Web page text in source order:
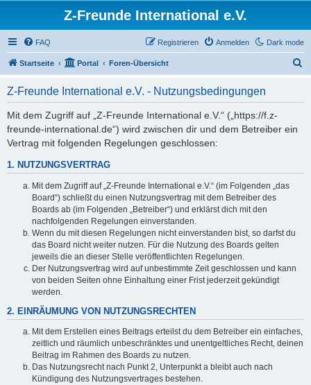
Z-Freunde International e.V.
Dark mode
FAQ Anmelden
Registrieren
Startseite Portal Foren-Übersicht
Z-Freunde International e.V. - Nutzungsbedingungen
Mit dem Zugriff auf „Z-Freunde International e.V.“ („https://f.z-
freunde-international.de“) wird zwischen dir und dem Betreiber ein
Vertrag mit folgenden Regelungen geschlossen:
1. NUTZUNGSVERTRAG
Mit dem Zugriff auf „Z-Freunde International e.V.“ (im Folgenden „das
Board“) schließt du einen Nutzungsvertrag mit dem Betreiber des
Boards ab (im Folgenden „Betreiber“) und erklärst dich mit den
nachfolgenden Regelungen einverstanden.
Wenn du mit diesen Regelungen nicht einverstanden bist, so darfst du
das Board nicht weiter nutzen. Für die Nutzung des Boards gelten
jeweils die an dieser Stelle veröffentlichten Regelungen.
Der Nutzungsvertrag wird auf unbestimmte Zeit geschlossen und kann
von beiden Seiten ohne Einhaltung einer Frist jederzeit gekündigt
werden.
2. EINRÄUMUNG VON NUTZUNGSRECHTEN
Mit dem Erstellen eines Beitrags erteilst du dem Betreiber ein einfaches,
zeitlich und räumlich unbeschränktes und unentgeltliches Recht, deinen
Beitrag im Rahmen des Boards zu nutzen.
Das Nutzungsrecht nach Punkt 2, Unterpunkt a bleibt auch nach
Kündigung des Nutzungsvertrages bestehen.